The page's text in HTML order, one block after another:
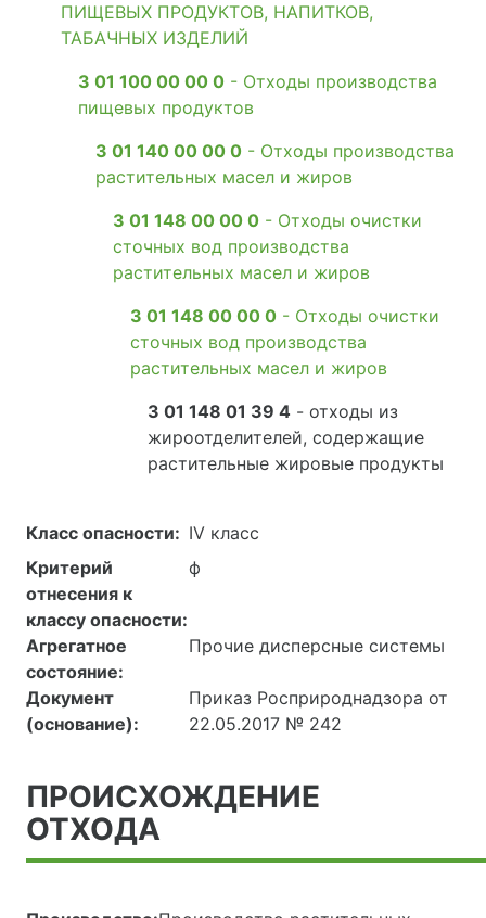
ПИЩЕВЫХ ПРОДУКТОВ, НАПИТКОВ,
ТАБАЧНЫХ ИЗДЕЛИЙ
3 01 100 00 00 0 - Отходы производства
пищевых продуктов
3 01 140 00 00 0 - Отходы производства
растительных масел и жиров
3 01 148 00 00 0 - Отходы очистки
сточных вод производства
растительных масел и жиров
3 01 148 00 00 0 - Отходы очистки
сточных вод производства
растительных масел и жиров
3 01 148 01 39 4 - отходы из
жироотделителей, содержащие
растительные жировые продукты
Класс опасности: IV класс
Критерий
отнесения к
классу опасности:
ф
Агрегатное
состояние:
Прочие дисперсные системы
Документ
(основание):
Приказ Росприроднадзора от
22.05.2017 № 242
ПРОИСХОЖДЕНИЕ
ОТХОДА